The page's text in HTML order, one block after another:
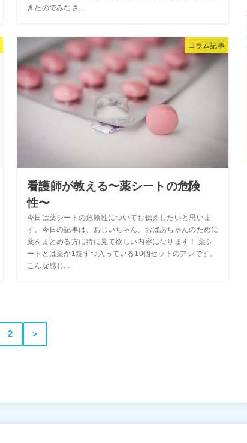
きたのでみなさ...
コラム記事
看護師が教える〜薬シートの危険
性〜
今日は薬シートの危険性についてお伝えしたいと思いま
す。今日の記事は、おじいちゃん、おばあちゃんのために
薬をまとめる方に特に見て欲しい内容になります！ 薬シ
ートとは薬が1錠ずつ入っている10個セットのアレです。
こんな感じ...
2 ＞